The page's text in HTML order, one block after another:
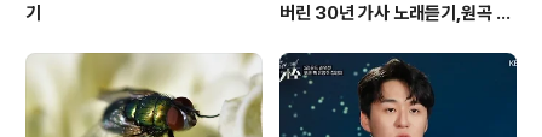
기
버린 30년 가사 노래듣기,원곡 설